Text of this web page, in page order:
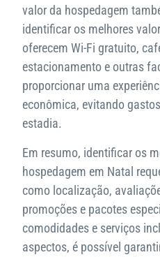
valor da hospedagem
identificar os melhores
oferecem Wi-Fi gratuito,
estacionamento e outras
proporcionar uma
econômica, evitando
estadia.
Em resumo, identificar os
hospedagem em Natal
como localização,
promoções e pacotes
comodidades e serviços
aspectos, é possível